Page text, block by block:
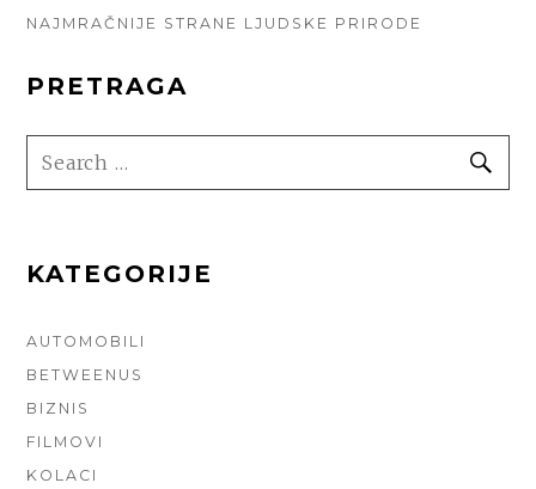
NAJMRAČNIJE STRANE LJUDSKE PRIRODE
PRETRAGA
SEARCH
FOR:
KATEGORIJE
AUTOMOBILI
BETWEENUS
BIZNIS
FILMOVI
KOLACI